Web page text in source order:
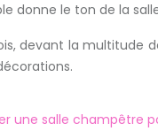
donne le ton de la
devant la multitude
une salle champêtre